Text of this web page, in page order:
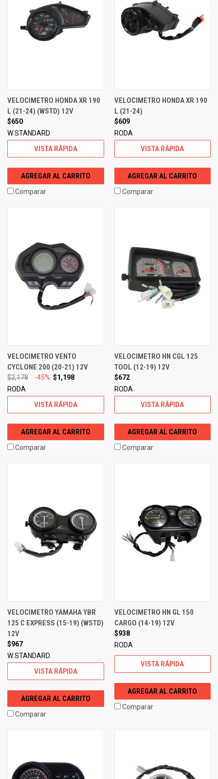
VELOCIMETRO HONDA XR 190
L (21-24) (WSTD) 12V
$650
W STANDARD
VISTA RÁPIDA
AGREGAR AL CARRITO
Comparar
VELOCIMETRO HONDA XR 190
L (21-24)
$609
RODA
VISTA RÁPIDA
AGREGAR AL CARRITO
Comparar
VELOCIMETRO VENTO
CYCLONE 200 (20-21) 12V
$2,178 -45% $1,198
RODA
VISTA RÁPIDA
AGREGAR AL CARRITO
Comparar
VELOCIMETRO HN CGL 125
TOOL (12-19) 12V
$672
RODA
VISTA RÁPIDA
AGREGAR AL CARRITO
Comparar
VELOCIMETRO YAMAHA YBR
125 C EXPRESS (15-19) (WSTD)
12V
$967
W STANDARD
VISTA RÁPIDA
AGREGAR AL CARRITO
Comparar
VELOCIMETRO HN GL 150
CARGO (14-19) 12V
$938
RODA
VISTA RÁPIDA
AGREGAR AL CARRITO
Comparar